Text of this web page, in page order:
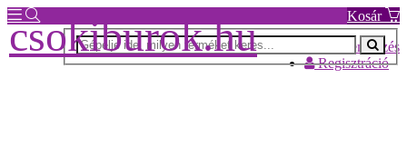
Kosár
Bejelentkezés
Regisztráció
csokiburok.hu